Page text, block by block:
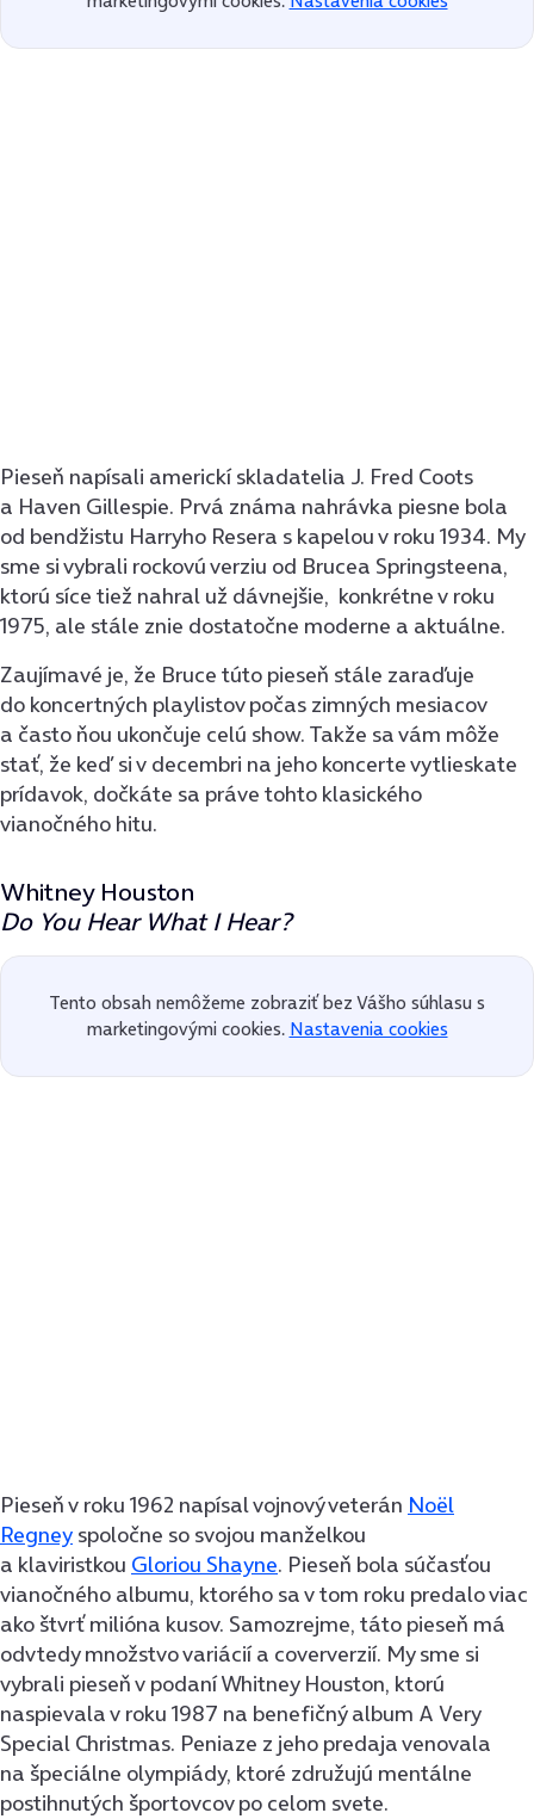
Pieseň napísali americkí skladatelia J. Fred Coots
a Haven Gillespie. Prvá známa nahrávka piesne bola
od bendžistu Harryho Resera s kapelou v roku 1934. My
sme si vybrali rockovú verziu od Brucea Springsteena,
ktorú síce tiež nahral už dávnejšie, konkrétne v roku
1975, ale stále znie dostatočne moderne a aktuálne.
Zaujímavé je, že Bruce túto pieseň stále zaraďuje
do koncertných playlistov počas zimných mesiacov
a často ňou ukončuje celú show. Takže sa vám môže
stať, že keď si v decembri na jeho koncerte vytlieskate
prídavok, dočkáte sa práve tohto klasického
vianočného hitu.
Whitney Houston
Do You Hear What I Hear?
Tento obsah nemôžeme zobraziť bez Vášho súhlasu s
marketingovými cookies. Nastavenia cookies
Pieseň v roku 1962 napísal vojnový veterán Noël
Regney spoločne so svojou manželkou
a klaviristkou Gloriou Shayne. Pieseň bola súčasťou
vianočného albumu, ktorého sa v tom roku predalo viac
ako štvrť milióna kusov. Samozrejme, táto pieseň má
odvtedy množstvo variácií a coververzií. My sme si
vybrali pieseň v podaní Whitney Houston, ktorú
naspievala v roku 1987 na benefičný album A Very
Special Christmas. Peniaze z jeho predaja venovala
na špeciálne olympiády, ktoré združujú mentálne
postihnutých športovcov po celom svete.